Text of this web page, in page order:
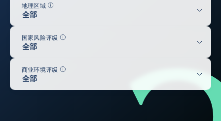
全部
地理区域 帮助
全部
国家风险评级 帮助
全部
商业环境评级 帮助